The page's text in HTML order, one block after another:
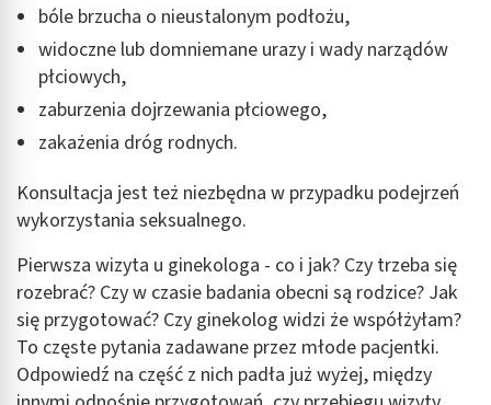
bóle brzucha o nieustalonym podłożu,
widoczne lub domniemane urazy i wady narządów
płciowych,
zaburzenia dojrzewania płciowego,
zakażenia dróg rodnych.
Konsultacja jest też niezbędna w przypadku podejrzeń
wykorzystania seksualnego.
Pierwsza wizyta u ginekologa - co i jak? Czy trzeba się
rozebrać? Czy w czasie badania obecni są rodzice? Jak
się przygotować? Czy ginekolog widzi że współżyłam?
To częste pytania zadawane przez młode pacjentki.
Odpowiedź na część z nich padła już wyżej, między